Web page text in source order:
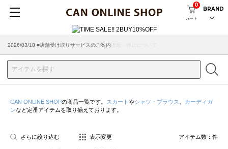
カート
0
BRAND
2026/07/29 ■【お知らせ】ヤマト運輸の配送遅延・停止について
2026/03/18 ■店舗受け取りサービスのご案内
CAN ONLINE SHOPの商品一覧です。 スカート やシャツ・ブラウス
カーディガ
ンなど定番アイテムを取り揃えております。
さらに絞り込む 表示変更 アイテム数： 件